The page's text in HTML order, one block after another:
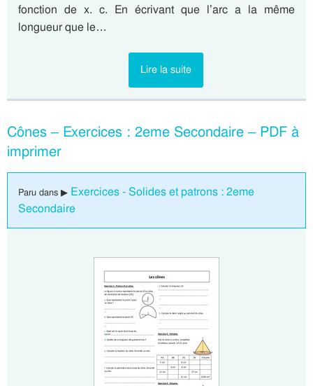
fonction de x. c. En écrivant que l’arc a la même
longueur que le…
Lire la suite
Cônes – Exercices : 2eme Secondaire – PDF à
imprimer
Paru dans ▶ Exercices - Solides et patrons : 2eme
Secondaire